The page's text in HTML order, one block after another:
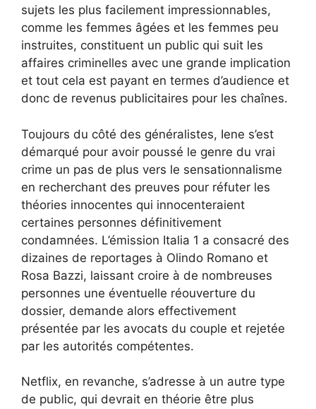
sujets les plus facilement impressionnables,
comme les femmes âgées et les femmes peu
instruites, constituent un public qui suit les
affaires criminelles avec une grande implication
et tout cela est payant en termes d’audience et
donc de revenus publicitaires pour les chaînes.
Toujours du côté des généralistes, Iene s’est
démarqué pour avoir poussé le genre du vrai
crime un pas de plus vers le sensationnalisme
en recherchant des preuves pour réfuter les
théories innocentes qui innocenteraient
certaines personnes définitivement
condamnées. L’émission Italia 1 a consacré des
dizaines de reportages à Olindo Romano et
Rosa Bazzi, laissant croire à de nombreuses
personnes une éventuelle réouverture du
dossier, demande alors effectivement
présentée par les avocats du couple et rejetée
par les autorités compétentes.
Netflix, en revanche, s’adresse à un autre type
de public, qui devrait en théorie être plus